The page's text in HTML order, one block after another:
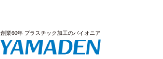
創業60年 プラスチック加工のパイオニア